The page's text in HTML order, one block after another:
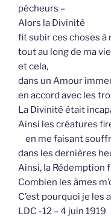
pécheurs –
Alors la Divinité
fit subir ces choses à
tout au long de ma
et cela,
dans un Amour
en accord avec les
La Divinité était
Ainsi les créatures
en me faisant
dans les dernières
Ainsi, Ia Rédemption
Combien les âmes
C’est pourquoi je les
LDC -12 – 4 juin 1919